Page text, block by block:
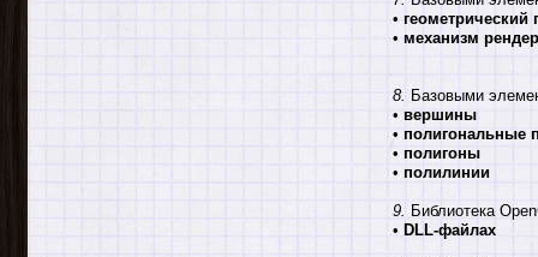
• геометрический
• механизм
8. Базовыми
• вершины
• полигональные
• полигоны
• полилинии
9. Библиотека
• DLL-файлах